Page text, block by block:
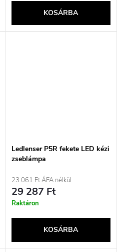
KOSÁRBA
Ledlenser P5R fekete LED kézi
zseblámpa
23 061 Ft ÁFA nélkül
29 287 Ft
Raktáron
KOSÁRBA